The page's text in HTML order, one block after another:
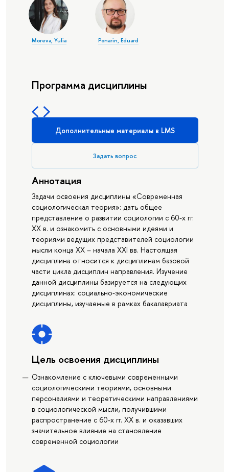
Moreva, Yulia Ponarin, Eduard
Программа дисциплины
Дополнительные материалы в LMS
Задать вопрос
Аннотация
Задачи освоения дисциплины «Современная
социологическая теория»: дать общее
представление о развитии социологии с 60-х гг.
ХХ в. и ознакомить с основными идеями и
теориями ведущих представителей социологии
мысли конца XX – начала XXI вв. Настоящая
дисциплина относится к дисциплинам базовой
части цикла дисциплин направления. Изучение
данной дисциплины базируется на следующих
дисциплинах: социально-экономические
дисциплины, изучаемые в рамках бакалавриата
Цель освоения дисциплины
Ознакомление с ключевыми современными
социологическими теориями, основными
персоналиями и теоретическими направлениями
в социологической мысли, получившими
распространение с 60-х гг. ХХ в. и оказавших
значительное влияние на становление
современной социологии